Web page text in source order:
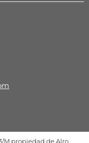
M propiedad de Alro